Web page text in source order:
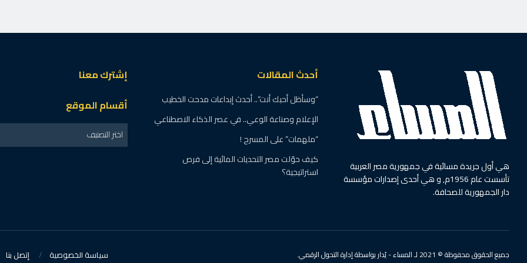
هي أول جريدة مسائية في جمهورية مصر العربية
تأسست عام 1956م, و هي أحدى إصدارات مؤسسة
دار الجمهورية للصحافة.
أحدث المقالات
“وسأظل أحبك أنت”.. أحدث إبداعات مدحت الخطيب
الإعلام وصناعة الوعي.. في عصر الذكاء الاصطناعي
“ملهمات” على المسرح !
كيف حوّلت مصر التحديات المائية إلى فرص
استراتيجية؟
إشترك معنا
أقسام الموقع
اختر التصنيف
سياسة الخصوصية إتصل بنا جميع الحقوق محفوظة © 2021 لـ المساء - يُدار بواسطة إدارة التحول الرقمي.